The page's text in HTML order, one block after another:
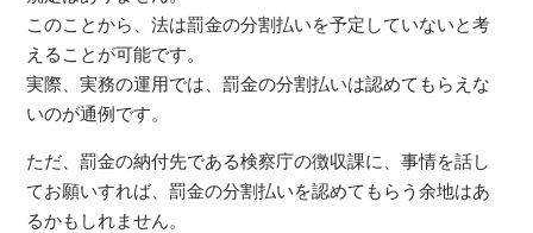
このことから、法は罰金の分割払いを予定していないと考
えることが可能です。
実際、実務の運用では、罰金の分割払いは認めてもらえな
いのが通例です。
ただ、罰金の納付先である検察庁の徴収課に、事情を話し
てお願いすれば、罰金の分割払いを認めてもらう余地はあ
るかもしれません。